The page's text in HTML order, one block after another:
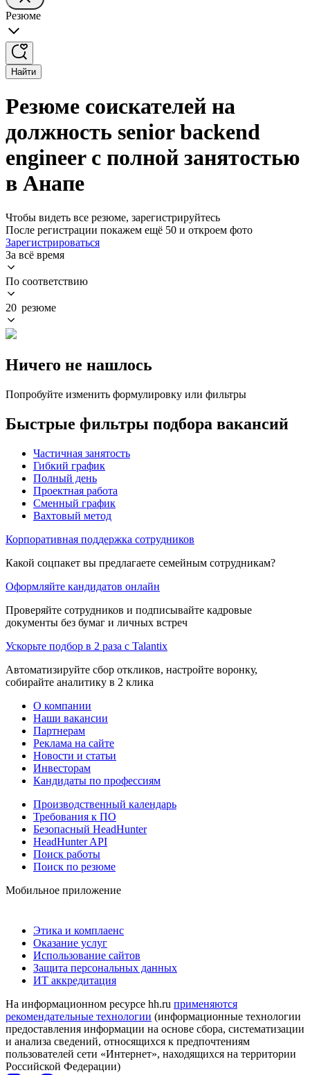
Резюме
Найти
Резюме соискателей на
должность senior backend
engineer с полной занятостью
в Анапе
Чтобы видеть все резюме, зарегистрируйтесь
После регистрации покажем ещё 50 и откроем фото
Зарегистрироваться
За всё время
По соответствию
20 резюме
Ничего не нашлось
Попробуйте изменить формулировку или фильтры
Быстрые фильтры подбора вакансий
Частичная занятость
Гибкий график
Полный день
Проектная работа
Сменный график
Вахтовый метод
Корпоративная поддержка сотрудников
Какой соцпакет вы предлагаете семейным сотрудникам?
Оформляйте кандидатов онлайн
Проверяйте сотрудников и подписывайте кадровые
документы без бумаг и личных встреч
Ускорьте подбор в 2 раза с Talantix
Автоматизируйте сбор откликов, настройте воронку,
собирайте аналитику в 2 клика
О компании
Наши вакансии
Партнерам
Реклама на сайте
Новости и статьи
Инвесторам
Кандидаты по профессиям
Производственный календарь
Требования к ПО
Безопасный HeadHunter
HeadHunter API
Поиск работы
Поиск по резюме
Мобильное приложение
Этика и комплаенс
Оказание услуг
Использование сайтов
Защита персональных данных
ИТ аккредитация
На информационном ресурсе hh.ru применяются
рекомендательные технологии (информационные технологии
предоставления информации на основе сбора, систематизации
и анализа сведений, относящихся к предпочтениям
пользователей сети «Интернет», находящихся на территории
Российской Федерации)